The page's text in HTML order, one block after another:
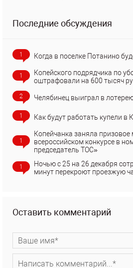
Последние обсуждения
1 Когда в поселке Потанино
1
Копейского подрядчика по
оштрафовали на 600 тысяч
2 Челябинец выиграл в
1 Как будут работать купели в
1
Копейчанка заняла призовое
всероссийском конкурсе в
председатель ТОС»
1
Ночью с 25 на 26 декабря
минут перекроют проезжую
Оставить комментарий